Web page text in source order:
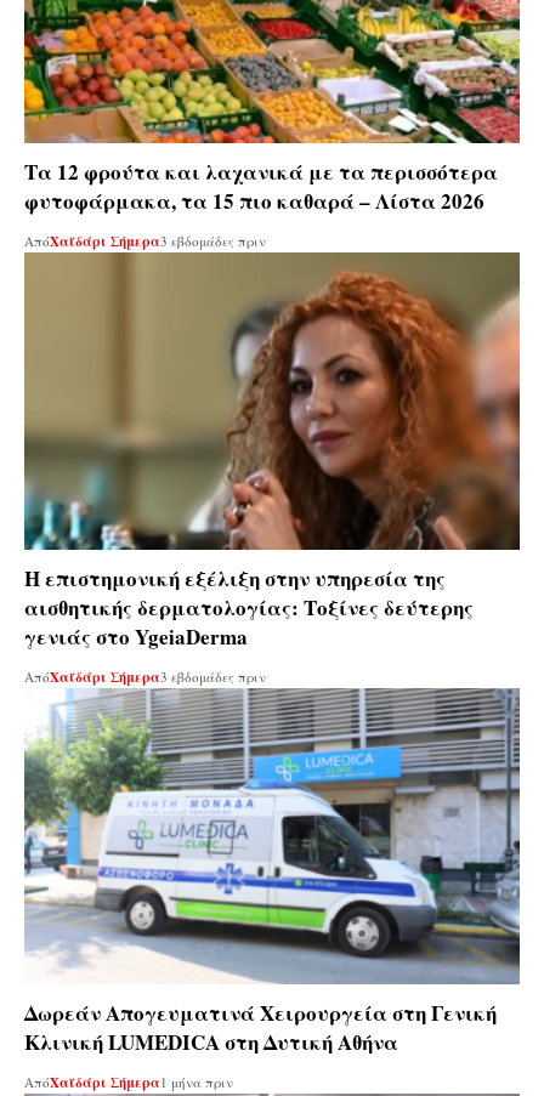
Tα 12 φρούτα και λαχανικά με τα περισσότερα
φυτοφάρμακα, τα 15 πιο καθαρά – Λίστα 2026
ΑπόΧαϊδάρι Σήμερα3 εβδομάδες πριν
Η επιστημονική εξέλιξη στην υπηρεσία της
αισθητικής δερματολογίας: Tοξίνες δεύτερης
γενιάς στο YgeiaDerma
ΑπόΧαϊδάρι Σήμερα3 εβδομάδες πριν
Δωρεάν Απογευματινά Χειρουργεία στη Γενική
Κλινική LUMEDICA στη Δυτική Αθήνα
ΑπόΧαϊδάρι Σήμερα1 μήνα πριν